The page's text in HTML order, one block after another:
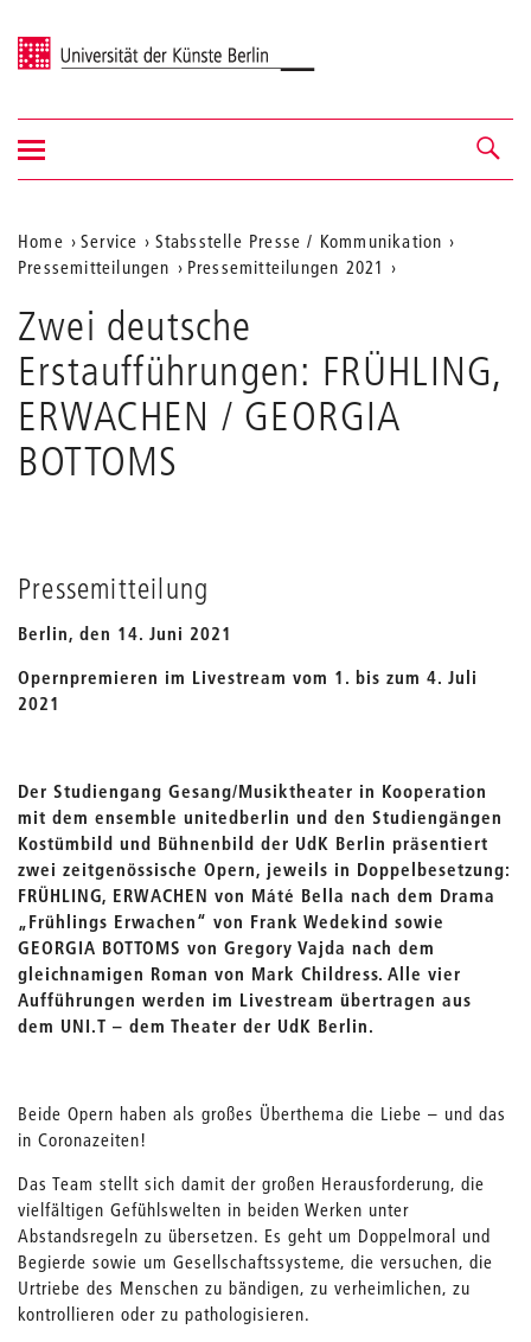
Universität der Künste Berlin
Navigation &
Suche
Navigation
ein-/ausblenden
Aktuelle
Position
auf
der
Webseite
Home Service
Stabsstelle Presse / Kommunikation
Pressemitteilungen
Pressemitteilungen 2021
Zwei deutsche
Erstaufführungen: FRÜHLING,
ERWACHEN / GEORGIA
BOTTOMS
Pressemitteilung
Berlin, den 14. Juni 2021
Opernpremieren im Livestream vom 1. bis zum 4. Juli
2021
Der Studiengang Gesang/Musiktheater in Kooperation
mit dem ensemble unitedberlin und den Studiengängen
Kostümbild und Bühnenbild der UdK Berlin präsentiert
zwei zeitgenössische Opern, jeweils in Doppelbesetzung:
FRÜHLING, ERWACHEN von Máté Bella nach dem Drama
„Frühlings Erwachen“ von Frank Wedekind sowie
GEORGIA BOTTOMS von Gregory Vajda nach dem
gleichnamigen Roman von Mark Childress. Alle vier
Aufführungen werden im Livestream übertragen aus
dem UNI.T – dem Theater der UdK Berlin.
Beide Opern haben als großes Überthema die Liebe – und das
in Coronazeiten!
Das Team stellt sich damit der großen Herausforderung, die
vielfältigen Gefühlswelten in beiden Werken unter
Abstandsregeln zu übersetzen. Es geht um Doppelmoral und
Begierde sowie um Gesellschaftssysteme, die versuchen, die
Urtriebe des Menschen zu bändigen, zu verheimlichen, zu
kontrollieren oder zu pathologisieren.